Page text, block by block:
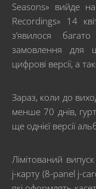
Seasons» вийде
Recordings» 14
з’явилося
замовлення для
цифрові версії, а
Зараз, коли до
менше 70 днів,
ще однієї версії
Лімітований
j-карту (8-panel j-